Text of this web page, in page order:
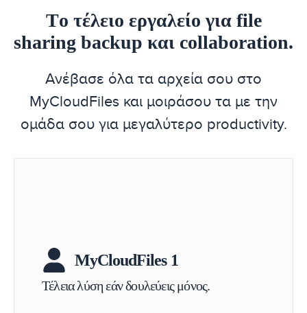
Tο τέλειο εργαλείο για file
sharing backup και collaboration.
Ανέβασε όλα τα αρχεία σου στο
MyCloudFiles και μοιράσου τα με την
ομάδα σου για μεγαλύτερο productivity.
MyCloudFiles 1